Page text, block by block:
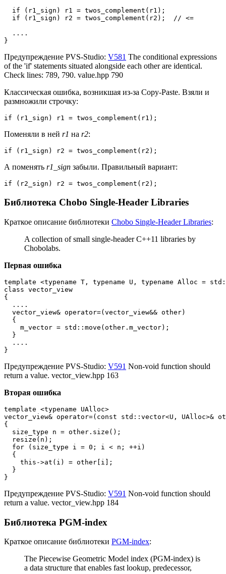
  if (r1_sign) r1 = twos_complement(r1);
  if (r1_sign) r2 = twos_complement(r2);  // <=
  ....
}
Предупреждение PVS-Studio: V581 The conditional expressions
of the 'if' statements situated alongside each other are identical.
Check lines: 789, 790. value.hpp 790
Классическая ошибка, возникшая из-за Copy-Paste. Взяли и
размножили строчку:
if (r1_sign) r1 = twos_complement(r1);
Поменяли в ней r1 на r2:
if (r1_sign) r2 = twos_complement(r2);
А поменять r1_sign забыли. Правильный вариант:
if (r2_sign) r2 = twos_complement(r2);
Библиотека Chobo Single-Header Libraries
Краткое описание библиотеки Chobo Single-Header Libraries:
A collection of small single-header C++11 libraries by
Chobolabs.
Первая ошибка
template <typename T, typename U, typename Alloc =
class vector_view
{
  ....
  vector_view& operator=(vector_view&& other)
  {
    m_vector = std::move(other.m_vector);
  }
  ....
}
Предупреждение PVS-Studio: V591 Non-void function should
return a value. vector_view.hpp 163
Вторая ошибка
template <typename UAlloc>
vector_view& operator=(const std::vector<U, UAlloc>&
{
  size_type n = other.size();
  resize(n);
  for (size_type i = 0; i < n; ++i)
  {
    this->at(i) = other[i];
  }
}
Предупреждение PVS-Studio: V591 Non-void function should
return a value. vector_view.hpp 184
Библиотека PGM-index
Краткое описание библиотеки PGM-index:
The Piecewise Geometric Model index (PGM-index) is
a data structure that enables fast lookup, predecessor,